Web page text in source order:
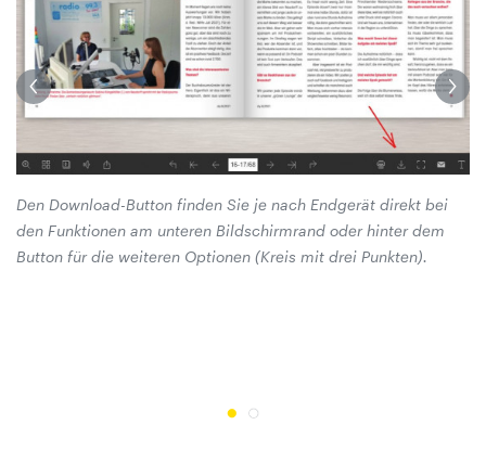
Den Download-Button finden Sie je nach Endgerät direkt bei
den Funktionen am unteren Bildschirmrand oder hinter dem
Button für die weiteren Optionen (Kreis mit drei Punkten).